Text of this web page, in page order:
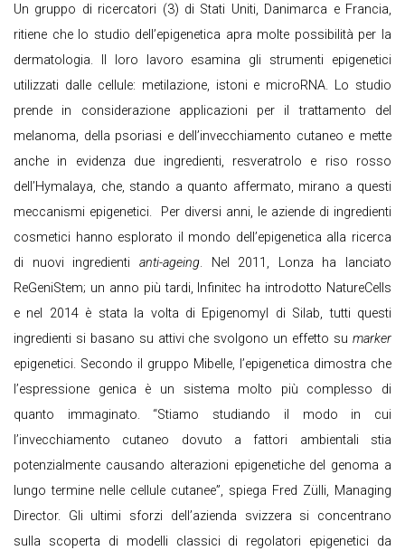
Un gruppo di ricercatori (3) di Stati Uniti, Danimarca e Francia,
ritiene che lo studio dell’epigenetica apra molte possibilità per la
dermatologia. Il loro lavoro esamina gli strumenti epigenetici
utilizzati dalle cellule: metilazione, istoni e microRNA. Lo studio
prende in considerazione applicazioni per il trattamento del
melanoma, della psoriasi e dell’invecchiamento cutaneo e mette
anche in evidenza due ingredienti, resveratrolo e riso rosso
dell’Hymalaya, che, stando a quanto affermato, mirano a questi
meccanismi epigenetici. Per diversi anni, le aziende di ingredienti
cosmetici hanno esplorato il mondo dell’epigenetica alla ricerca
di nuovi ingredienti anti-ageing. Nel 2011, Lonza ha lanciato
ReGeniStem; un anno più tardi, Infinitec ha introdotto NatureCells
e nel 2014 è stata la volta di Epigenomyl di Silab, tutti questi
ingredienti si basano su attivi che svolgono un effetto su marker
epigenetici. Secondo il gruppo Mibelle, l’epigenetica dimostra che
l’espressione genica è un sistema molto più complesso di
quanto immaginato. “Stiamo studiando il modo in cui
l’invecchiamento cutaneo dovuto a fattori ambientali stia
potenzialmente causando alterazioni epigenetiche del genoma a
lungo termine nelle cellule cutanee”, spiega Fred Zülli, Managing
Director. Gli ultimi sforzi dell’azienda svizzera si concentrano
sulla scoperta di modelli classici di regolatori epigenetici da